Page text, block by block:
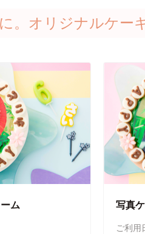
。オリジナルケー
ム 写真
ご利用